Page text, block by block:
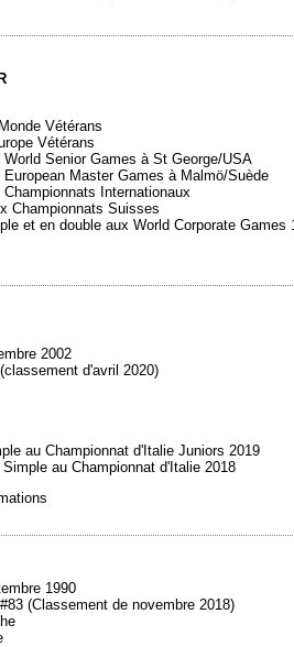
Vétérans
Vétérans
Senior Games à St George/USA
Master Games à Malmö/Suède
Internationaux
Championnats Suisses
et en double aux World Corporate Games
2002
d'avril 2020)
au Championnat d'Italie Juniors 2019
au Championnat d'Italie 2018
1990
(Classement de novembre 2018)